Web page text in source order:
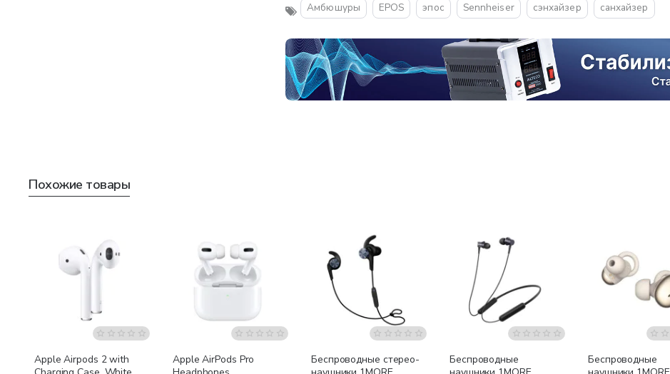
Амбюшуры EPOS эпос Sennheiser сэнхайзер санхайзер
Похожие товары
Бесплатная доставка
Apple Airpods 2 with
Бесплатная доставка
Apple AirPods Pro
Беспроводные cтерео-
Беспроводные
Беспроводные